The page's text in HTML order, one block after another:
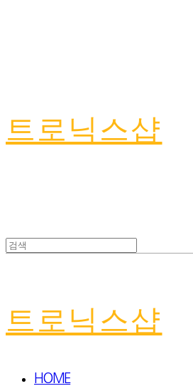
트로닉스샵
트로닉스샵
HOME